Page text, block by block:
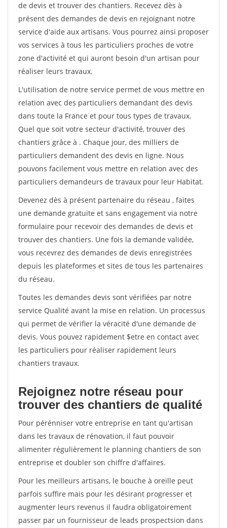
de devis et trouver des chantiers. Recevez dès à
présent des demandes de devis en rejoignant notre
service d'aide aux artisans. Vous pourrez ainsi proposer
vos services à tous les particuliers proches de votre
zone d'activité et qui auront besoin d'un artisan pour
réaliser leurs travaux.
L'utilisation de notre service permet de vous mettre en
relation avec des particuliers demandant des devis
dans toute la France et pour tous types de travaux.
Quel que soit votre secteur d'activité, trouver des
chantiers grâce à . Chaque jour, des milliers de
particuliers demandent des devis en ligne. Nous
pouvons facilement vous mettre en relation avec des
particuliers demandeurs de travaux pour leur Habitat.
Devenez dès à présent partenaire du réseau , faites
une demande gratuite et sans engagement via notre
formulaire pour recevoir des demandes de devis et
trouver des chantiers. Une fois la demande validée,
vous recevrez des demandes de devis enregistrées
depuis les plateformes et sites de tous les partenaires
du réseau.
Toutes les demandes devis sont vérifiées par notre
service Qualité avant la mise en relation. Un processus
qui permet de vérifier la véracité d'une demande de
devis. Vous pouvez rapidement $etre en contact avec
les particuliers pour réaliser rapidement leurs
chantiers travaux.
Rejoignez notre réseau pour
trouver des chantiers de qualité
Pour pérénniser votre entreprise en tant qu'artisan
dans les travaux de rénovation, il faut pouvoir
alimenter régulièrement le planning chantiers de son
entreprise et doubler son chiffre d'affaires.
Pour les meilleurs artisans, le bouche à oreille peut
parfois suffire mais pour les désirant progresser et
augmenter leurs revenus il faudra obligatoirement
passer par un fournisseur de leads prospectsion dans